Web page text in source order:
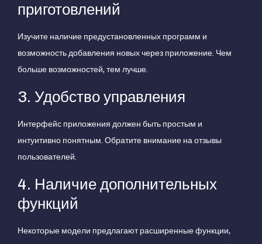
приготовлений
Изучите наличие предустановленных программ и
возможность добавления новых через приложение. Чем
больше возможностей, тем лучше.
3. Удобство управления
Интерфейс приложения должен быть простым и
интуитивно понятным. Обратите внимание на отзывы
пользователей.
4. Наличие дополнительных
функций
Некоторые модели предлагают расширенные функции,